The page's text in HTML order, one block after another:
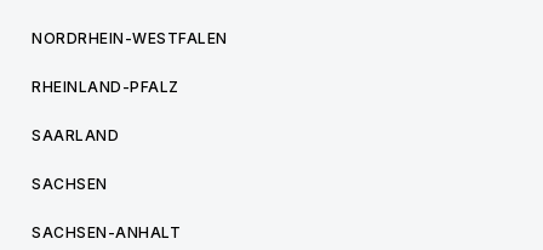
NORDRHEIN-WESTFALEN
RHEINLAND-PFALZ
SAARLAND
SACHSEN
SACHSEN-ANHALT